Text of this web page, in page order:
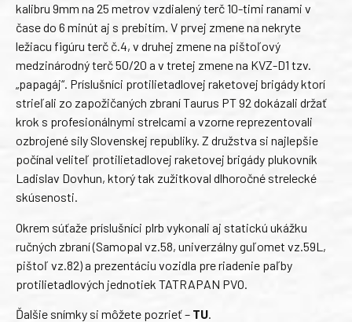
kalibru 9mm na 25 metrov vzdialený terč 10-timi ranami v
čase do 6 minút aj s prebitím. V prvej zmene na nekryte
ležiacu figúru terč č.4, v druhej zmene na pištoľový
medzinárodný terč 50/20 a v tretej zmene na KVZ-D1 tzv.
„papagáj“. Príslušníci protilietadlovej raketovej brigády ktorí
strieľali zo zapožičaných zbraní Taurus PT 92 dokázali držať
krok s profesionálnymi strelcami a vzorne reprezentovali
ozbrojené sily Slovenskej republiky. Z družstva si najlepšie
počínal veliteľ protilietadlovej raketovej brigády plukovník
Ladislav Dovhun, ktorý tak zužitkoval dlhoročné strelecké
skúsenosti.
Okrem súťaže príslušníci plrb vykonali aj statickú ukážku
ručných zbraní (Samopal vz.58, univerzálny guľomet vz.59L,
pištoľ vz.82) a prezentáciu vozidla pre riadenie paľby
protilietadlových jednotiek TATRAPAN PVO.
Ďalšie snímky si môžete pozrieť – TU.